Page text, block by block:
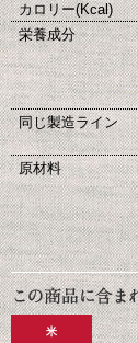
カロリー(Kcal)
栄養成分
同じ製造ライン
原材料
米